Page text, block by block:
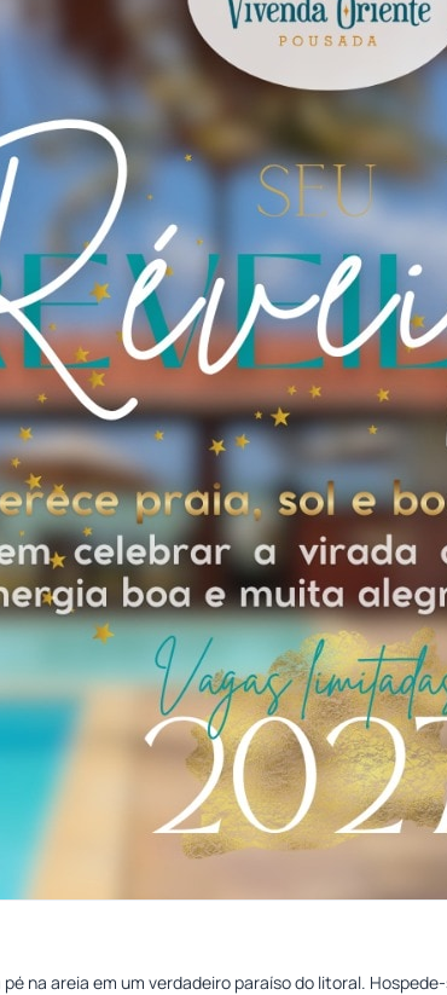
na areia em um verdadeiro paraíso do litoral.